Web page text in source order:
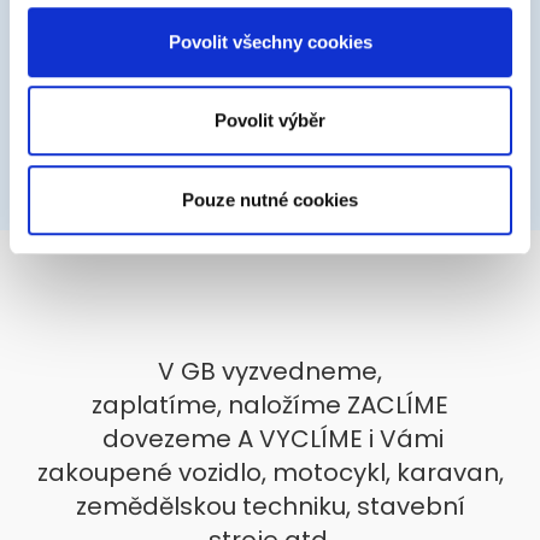
sdílíme se svými partnery pro sociální média, inzerci a
dalšími informacemi, které jste jim poskytli nebo které
získali v důsledku toho, že používáte jejich služby.
Povolit všechny cookies
Povolit výběr
Pouze nutné cookies
V GB vyzvedneme,
zaplatíme, naložíme ZACLÍME
dovezeme A VYCLÍME i Vámi
zakoupené vozidlo, motocykl, karavan,
zemědělskou techniku, stavební